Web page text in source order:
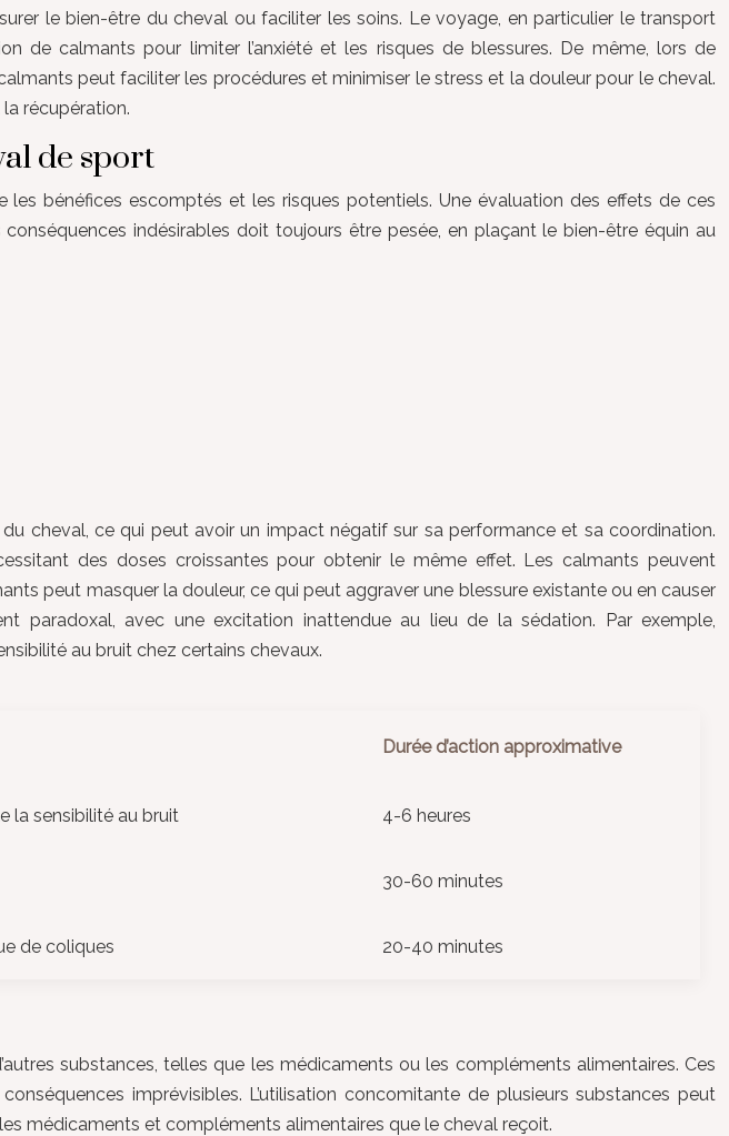
le bien-être du cheval ou faciliter les soins. Le voyage, en particulier le transport
de calmants pour limiter l’anxiété et les risques de blessures. De même, lors de
peut faciliter les procédures et minimiser le stress et la douleur pour le cheval.
récupération.
de sport
bénéfices escomptés et les risques potentiels. Une évaluation des effets de ces
indésirables doit toujours être pesée, en plaçant le bien-être équin au
cheval, ce qui peut avoir un impact négatif sur sa performance et sa coordination.
des doses croissantes pour obtenir le même effet. Les calmants peuvent
peut masquer la douleur, ce qui peut aggraver une blessure existante ou en causer
paradoxal, avec une excitation inattendue au lieu de la sédation. Par exemple,
au bruit chez certains chevaux.
Durée d’action approximative
la sensibilité au bruit 4-6 heures
30-60 minutes
de coliques 20-40 minutes
substances, telles que les médicaments ou les compléments alimentaires. Ces
imprévisibles. L’utilisation concomitante de plusieurs substances peut
médicaments et compléments alimentaires que le cheval reçoit.